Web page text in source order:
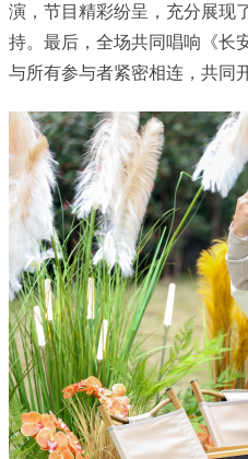
演，节目精彩纷呈，充分展现
持。最后，全场共同唱响《长
与所有参与者紧密相连，共同